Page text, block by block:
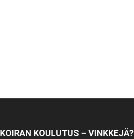
KOIRAN KOULUTUS – VINKKEJÄ?